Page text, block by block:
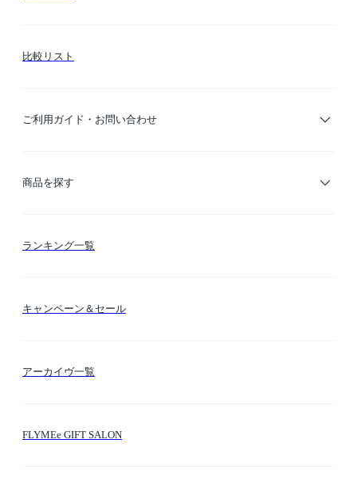
比較リスト
ご利用ガイド・お問い合わせ
ご利用ガイド
商品を探す
カテゴリー検索
ランキング一覧
キャンペーン＆セール
アーカイヴ一覧
FLYMEe GIFT SALON